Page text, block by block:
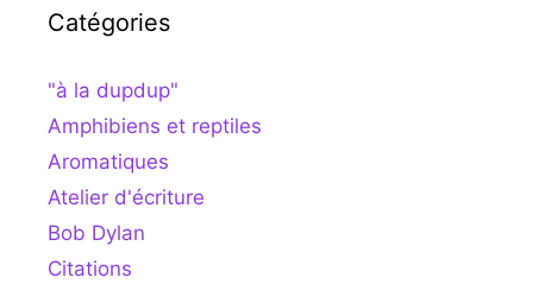
Catégories
"à la dupdup"
Amphibiens et reptiles
Aromatiques
Atelier d'écriture
Bob Dylan
Citations